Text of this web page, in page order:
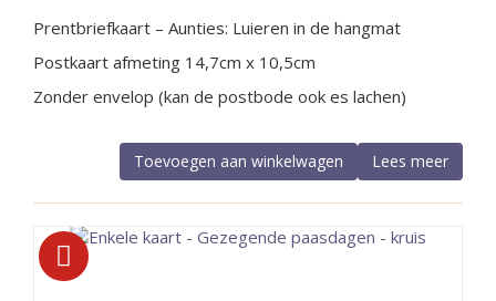
Prentbriefkaart – Aunties: Luieren in de hangmat
Postkaart afmeting 14,7cm x 10,5cm
Zonder envelop (kan de postbode ook es lachen)
Lees meer
Toevoegen aan winkelwagen